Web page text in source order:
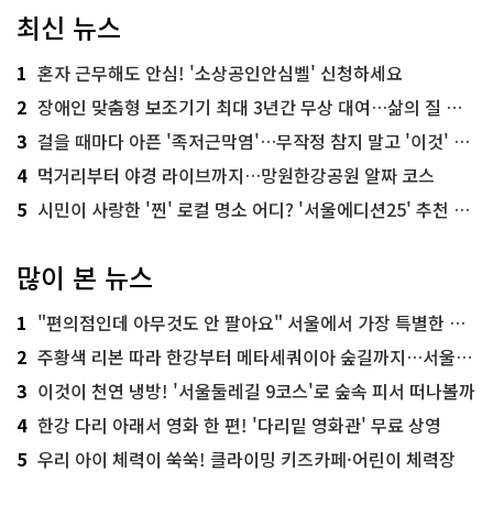
최신 뉴스
1 혼자 근무해도 안심! '소상공인안심벨' 신청하세요
2 장애인 맞춤형 보조기기 최대 3년간 무상 대여…삶의 질 높인다
3 걸을 때마다 아픈 '족저근막염'…무작정 참지 말고 '이것' 해보세요!
4 먹거리부터 야경 라이브까지…망원한강공원 알짜 코스
5 시민이 사랑한 '찐' 로컬 명소 어디? '서울에디션25' 추천 코스
많이 본 뉴스
1 "편의점인데 아무것도 안 팔아요" 서울에서 가장 특별한 편의점의 정체
2 주황색 리본 따라 한강부터 메타세쿼이아 숲길까지…서울둘레길 15코스
3 이것이 천연 냉방! '서울둘레길 9코스'로 숲속 피서 떠나볼까
4 한강 다리 아래서 영화 한 편! '다리밑 영화관' 무료 상영
5 우리 아이 체력이 쑥쑥! 클라이밍 키즈카페·어린이 체력장